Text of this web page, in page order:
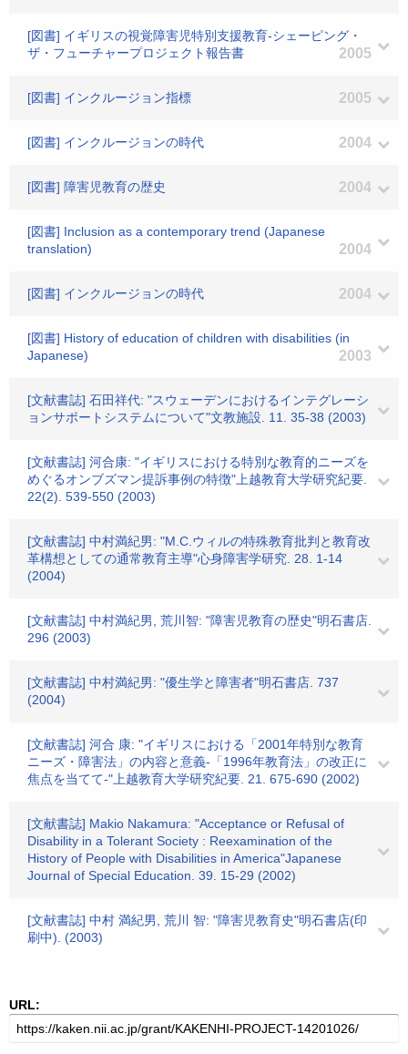
[図書] イギリスの視覚障害児特別支援教育-シェーピング・
ザ・フューチャープロジェクト報告書
2005
[図書] インクルージョン指標 2005
[図書] インクルージョンの時代 2004
[図書] 障害児教育の歴史 2004
[図書] Inclusion as a contemporary trend (Japanese
translation)
2004
[図書] インクルージョンの時代 2004
[図書] History of education of children with disabilities (in
Japanese)
2003
[文献書誌] 石田祥代: "スウェーデンにおけるインテグレーシ
ョンサポートシステムについて"文教施設. 11. 35-38 (2003)
[文献書誌] 河合康: "イギリスにおける特別な教育的ニーズを
めぐるオンブズマン提訴事例の特徴"上越教育大学研究紀要.
22(2). 539-550 (2003)
[文献書誌] 中村満紀男: "M.C.ウィルの特殊教育批判と教育改
革構想としての通常教育主導"心身障害学研究. 28. 1-14
(2004)
[文献書誌] 中村満紀男, 荒川智: "障害児教育の歴史"明石書店.
296 (2003)
[文献書誌] 中村満紀男: "優生学と障害者"明石書店. 737
(2004)
[文献書誌] 河合 康: "イギリスにおける「2001年特別な教育
ニーズ・障害法」の内容と意義-「1996年教育法」の改正に
焦点を当てて-"上越教育大学研究紀要. 21. 675-690 (2002)
[文献書誌] Makio Nakamura: "Acceptance or Refusal of
Disability in a Tolerant Society : Reexamination of the
History of People with Disabilities in America"Japanese
Journal of Special Education. 39. 15-29 (2002)
[文献書誌] 中村 満紀男, 荒川 智: "障害児教育史"明石書店(印
刷中). (2003)
URL: